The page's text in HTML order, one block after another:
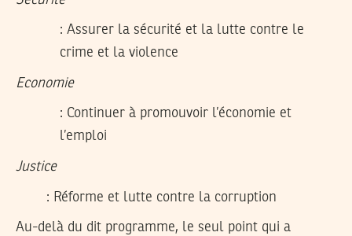
: Assurer la sécurité et la lutte contre le
crime et la violence
Economie
: Continuer à promouvoir l’économie et
l’emploi
Justice
: Réforme et lutte contre la corruption
Au-delà du dit programme, le seul point qui a